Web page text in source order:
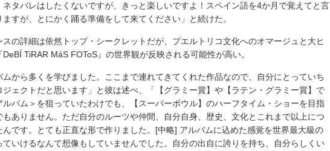
ネタバレはしたくないですが、きっと楽しいですよ！スペイン語を4か月で覚えてと言
ますが、とにかく踊る準備をして来てください」と続けた。
の詳細は依然トップ・シークレットだが、プエルトリコ文化へのオマージュと大ヒ
DeBÍ TiRAR MáS FOToS』の世界観が反映される可能性が高い。
から多くを学びました。ここまで連れてきてくれた作品なので、自分にとっていち
ジェクトだと思います」と彼は述べ、「【グラミー賞】や【ラテン・グラミー賞】で
ルバム＞を狙っていたわけでも、【スーパーボウル】のハーフタイム・ショーを目指
もありません。ただ自分のルーツや仲間、自分自身、歴史、文化とこれまで以上につ
んです。とても正直な形で作りました。[中略] アルバムに込めた感覚を世界最大級の
ていけるなんて想像もしていませんでした。自分の出自に誇りを持ち、自分らしくい